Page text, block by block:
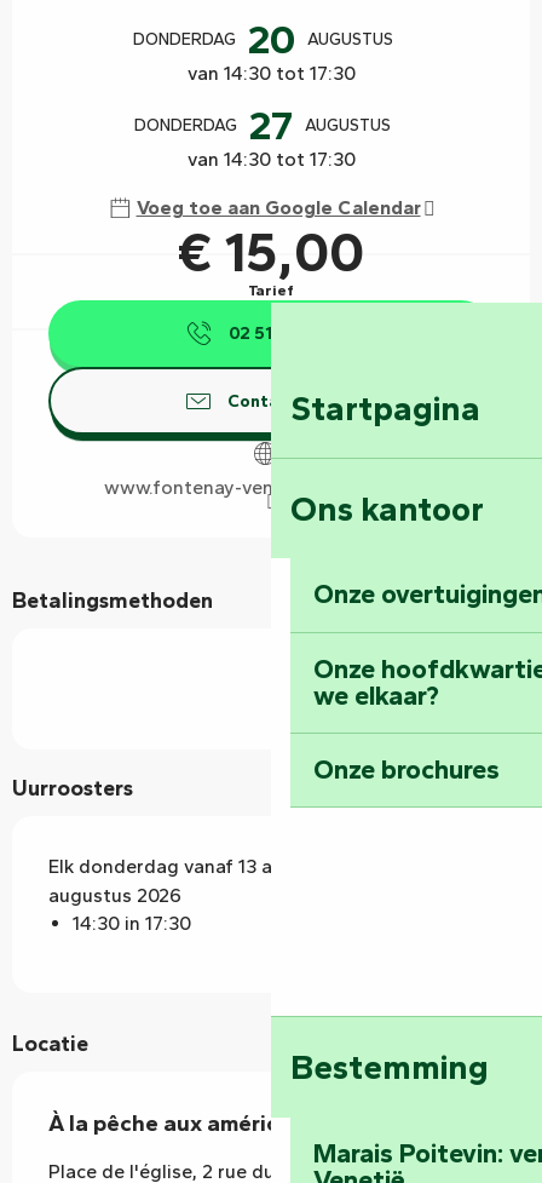
Startpagina
Ons kantoor
Onze
Onze
we elkaar?
Onze brochures
Bestemming
Marais Poitevin:
DONDERDAG 20 AUGUSTUS
van 14:30 tot 17:30
DONDERDAG 27 AUGUSTUS
van 14:30 tot 17:30
Voeg toe aan Google Calendar
€ 15,00
Tarief
02 51 69 44
Contacteer ons
www.fontenay-vendee-tourisme.com
Betalingsmethoden
Uurroosters
Elk donderdag vanaf 13 augustus 2026 tot 27
augustus 2026
14:30 in 17:30
Locatie
À la pêche aux américaines
Place de l'église, 2 rue du Champ de Foire, 85420